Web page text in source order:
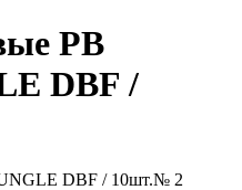
PB
DBF /
DBF / 10шт.№ 2